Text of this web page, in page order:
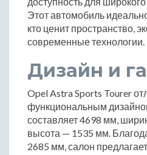
Этот автомобиль
кто ценит пространство,
современные технологии.
Дизайн и
Opel Astra Sports Tourer
функциональным
составляет 4698 мм,
высота — 1535 мм.
2685 мм, салон